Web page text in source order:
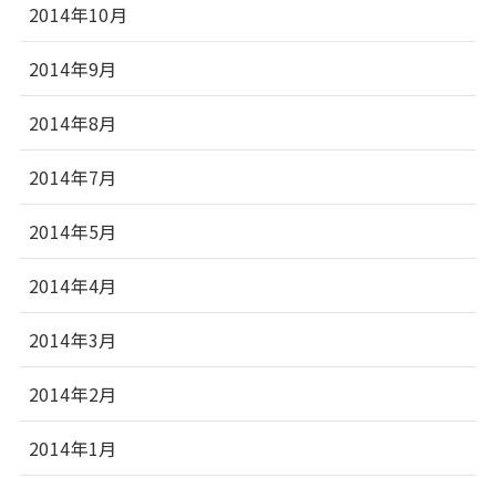
2014年10月
2014年9月
2014年8月
2014年7月
2014年5月
2014年4月
2014年3月
2014年2月
2014年1月